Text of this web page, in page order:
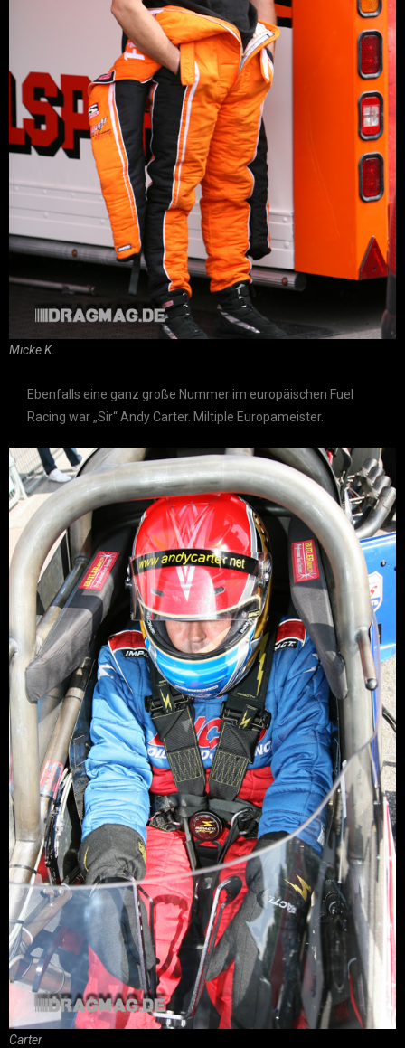
Micke K.
Ebenfalls eine ganz große Nummer im europäischen Fuel
Racing war „Sir“ Andy Carter. Miltiple Europameister.
Carter